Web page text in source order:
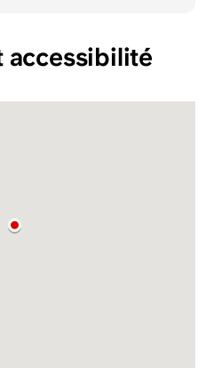
accessibilité